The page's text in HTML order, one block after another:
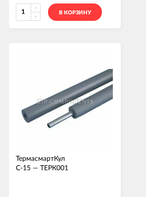
В КОРЗИНУ
ТермасмартКул
С-15 — ТЕРК001